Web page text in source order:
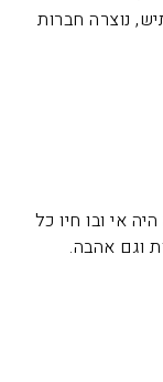
נוצרה חברות
אי ובו חיו כל
וגם אהבה.